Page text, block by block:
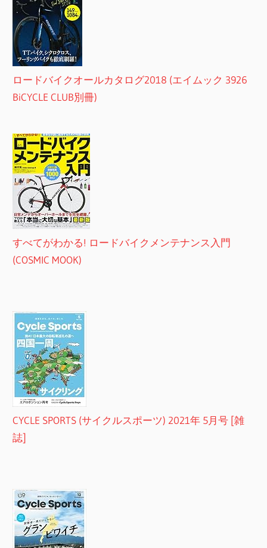
ロードバイクオールカタログ2018 (エイムック 3926
BiCYCLE CLUB別冊)
すべてがわかる! ロードバイクメンテナンス入門
(COSMIC MOOK)
CYCLE SPORTS (サイクルスポーツ) 2021年 5月号 [雑
誌]